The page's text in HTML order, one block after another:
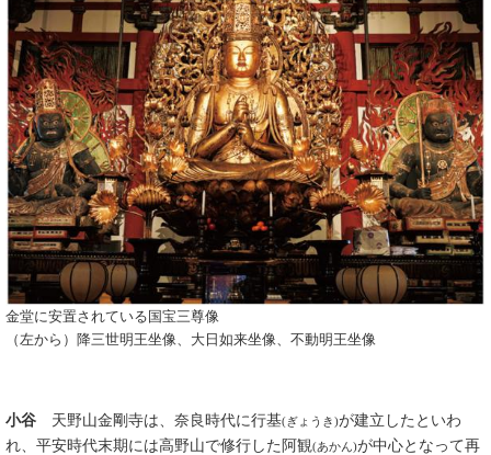
金堂に安置されている国宝三尊像
（左から）降三世明王坐像、大日如来坐像、不動明王坐像
小谷 天野山金剛寺は、奈良時代に行基(ぎょうき)が建立したといわ
れ、平安時代末期には高野山で修行した阿観(あかん)が中心となって再